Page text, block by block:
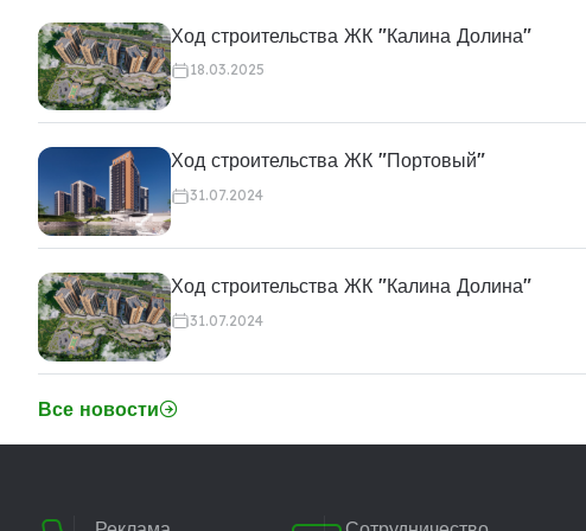
Ход строительства ЖК "Калина Долина"
18.03.2025
Ход строительства ЖК "Портовый"
31.07.2024
Ход строительства ЖК "Калина Долина"
31.07.2024
Все новости